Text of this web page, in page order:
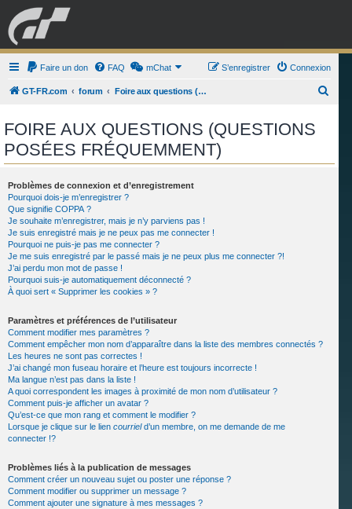
GRAN TURISMO FORUM
ESPORT BOUTIQUE
Faire un don FAQ mChat Connexion
S’enregistrer
GT-FR.com forum Foire aux questions (Questions posées fréquemment)
e
FOIRE AUX QUESTIONS (QUESTIONS
POSÉES FRÉQUEMMENT)
Problèmes de connexion et d’enregistrement
Pourquoi dois-je m’enregistrer ?
Que signifie COPPA ?
Je souhaite m’enregistrer, mais je n’y parviens pas !
Je suis enregistré mais je ne peux pas me connecter !
Pourquoi ne puis-je pas me connecter ?
Je me suis enregistré par le passé mais je ne peux plus me connecter ?!
J’ai perdu mon mot de passe !
Pourquoi suis-je automatiquement déconnecté ?
À quoi sert « Supprimer les cookies » ?
Paramètres et préférences de l’utilisateur
Comment modifier mes paramètres ?
Comment empêcher mon nom d’apparaître dans la liste des membres connectés ?
Les heures ne sont pas correctes !
J’ai changé mon fuseau horaire et l’heure est toujours incorrecte !
Ma langue n’est pas dans la liste !
A quoi correspondent les images à proximité de mon nom d’utilisateur ?
Comment puis-je afficher un avatar ?
Qu’est-ce que mon rang et comment le modifier ?
Lorsque je clique sur le lien courrield’un membre, on me demande de me
connecter !?
Problèmes liés à la publication de messages
Comment créer un nouveau sujet ou poster une réponse ?
Comment modifier ou supprimer un message ?
Comment ajouter une signature à mes messages ?